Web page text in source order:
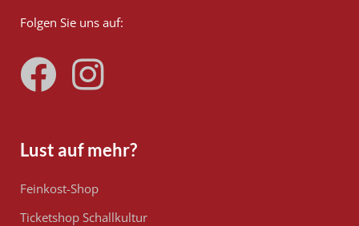
Folgen Sie uns auf:
Lust auf mehr?
Feinkost-Shop
Ticketshop Schallkultur